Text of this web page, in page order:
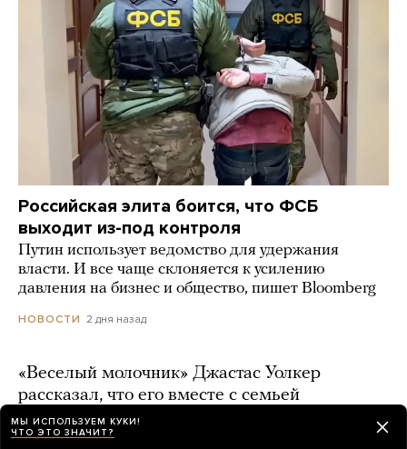
Российская элита боится, что ФСБ
выходит из-под контроля
Путин использует ведомство для удержания
власти. И все чаще склоняется к усилению
давления на бизнес и общество, пишет Bloomberg
НОВОСТИ 2 дня назад
«Веселый молочник» Джастас Уолкер
рассказал, что его вместе с семьей
собираются выдворить из России
МЫ ИСПОЛЬЗУЕМ КУКИ!
ЧТО ЭТО ЗНАЧИТ?